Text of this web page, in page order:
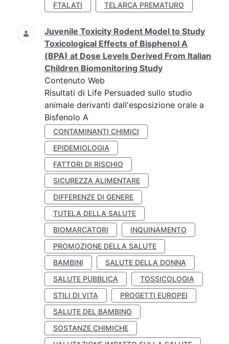
FTALATI
TELARCA PREMATURO
Juvenile Toxicity Rodent Model to Study
Toxicological Effects of Bisphenol A
(BPA) at Dose Levels Derived From Italian
Children Biomonitoring Study
Contenuto Web
Risultati di Life Persuaded sullo studio
animale derivanti dall'esposizione orale a
Bisfenolo A
CONTAMINANTI CHIMICI
EPIDEMIOLOGIA
FATTORI DI RISCHIO
SICUREZZA ALIMENTARE
DIFFERENZE DI GENERE
TUTELA DELLA SALUTE
BIOMARCATORI
INQUINAMENTO
PROMOZIONE DELLA SALUTE
BAMBINI
SALUTE DELLA DONNA
SALUTE PUBBLICA
TOSSICOLOGIA
STILI DI VITA
PROGETTI EUROPEI
SALUTE DEL BAMBINO
SOSTANZE CHIMICHE